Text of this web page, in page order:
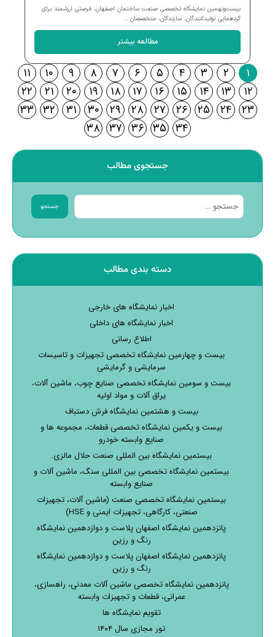
بیست‌ونهمین نمایشگاه تخصصی صنعت ساختمان اصفهان، فرصتی ارزشمند برای
گردهمایی تولیدکنندگان، سازندگان، متخصصان...
مطالعه بیشتر
۱ ۲ ۳ ۴ ۵ ۶ ۷ ۸ ۹ ۱۰
۱۱
۱۲
۱۳ ۱۴ ۱۵ ۱۶ ۱۷ ۱۸ ۱۹ ۲۰ ۲۱
۲۲
۲۳
۲۴ ۲۵ ۲۶ ۲۷ ۲۸ ۲۹ ۳۰ ۳۱ ۳۲ ۳۳
۳۴ ۳۵ ۳۶ ۳۷ ۳۸
جستجوی مطالب
جستجو
دسته بندی مطالب
اخبار نمایشگاه های خارجی
اخبار نمایشگاه های داخلی
اطلاع رسانی
بیست و چهارمین نمایشگاه تخصصی تجهیزات و تاسیسات
سرمایشی و گرمایشی
بیست و سومین نمایشگاه تخصصی صنایع چوب، ماشین آلات،
یراق آلات و مواد اولیه
بیست و هشتمین نمایشگاه فرش دستباف
بیست و یکمین نمایشگاه تخصصی قطعات، مجموعه ها و
صنایع وابسته خودرو
بیستمین نمایشگاه بین المللی صنعت حلال مالزی.
بیستمین نمایشگاه تخصصی بین المللی سنگ، ماشین آلات و
صنایع وابسته
بیستمین نمایشگاه تخصصی صنعت (ماشین آلات، تجهیزات
صنعتی، کارگاهی، تجهیزات ایمنی و HSE)
پانزدهمین نمایشگاه اصفهان پلاست و دوازدهمین نمایشگاه
رنگ و رزین
پانزدهمین نمایشگاه اصفهان پلاست و دوازدهمین نمایشگاه
رنگ و رزین
پانزدهمین نمایشگاه تخصصی ماشین آلات معدنی، راهسازی،
عمرانی، قطعات و تجهیزات وابسته
تقویم نمایشگاه ها
تور مجازی سال ۱۴۰۴